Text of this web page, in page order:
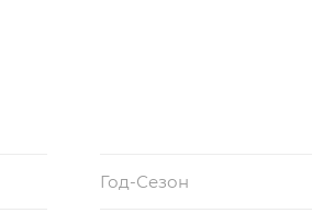
Год-Сезон